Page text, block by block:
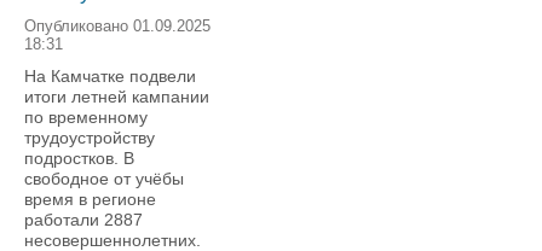
Опубликовано 01.09.2025
18:31
На Камчатке подвели
итоги летней кампании
по временному
трудоустройству
подростков. В
свободное от учёбы
время в регионе
работали 2887
несовершеннолетних.